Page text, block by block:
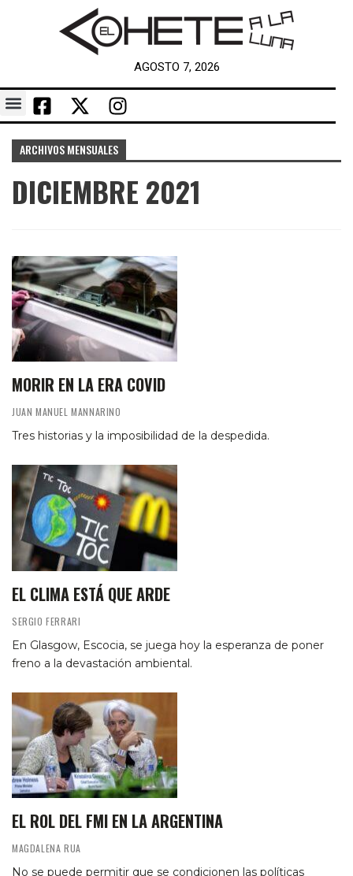
AGOSTO 7, 2026
ARCHIVOS MENSUALES
DICIEMBRE 2021
MORIR EN LA ERA COVID
JUAN MANUEL MANNARINO
Tres historias y la imposibilidad de la despedida.
EL CLIMA ESTÁ QUE ARDE
SERGIO FERRARI
En Glasgow, Escocia, se juega hoy la esperanza de poner
freno a la devastación ambiental.
EL ROL DEL FMI EN LA ARGENTINA
MAGDALENA RUA
No se puede permitir que se condicionen las políticas